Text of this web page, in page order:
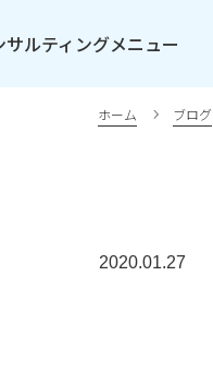
サルティングメニュー
ホーム ブログ
2020.01.27